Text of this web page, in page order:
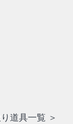
道具一覧 ＞